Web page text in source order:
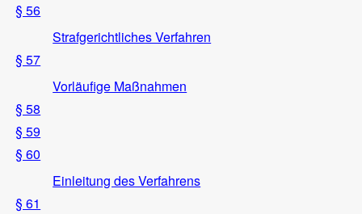
§ 56
Strafgerichtliches Verfahren
§ 57
Vorläufige Maßnahmen
§ 58
§ 59
§ 60
Einleitung des Verfahrens
§ 61